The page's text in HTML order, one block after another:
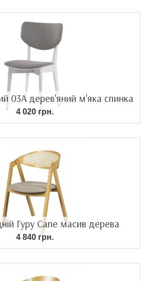
03А дерев'яний м'яка спинка
4 020 грн.
Гуру Cane масив дерева
4 840 грн.